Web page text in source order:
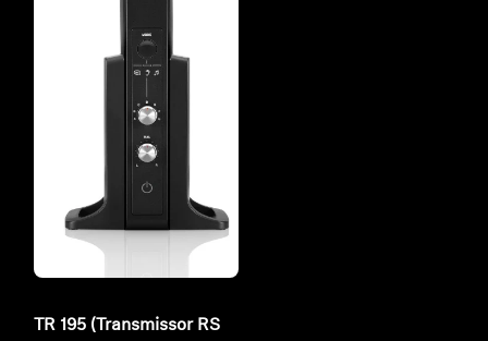
TR 195 (Transmissor RS